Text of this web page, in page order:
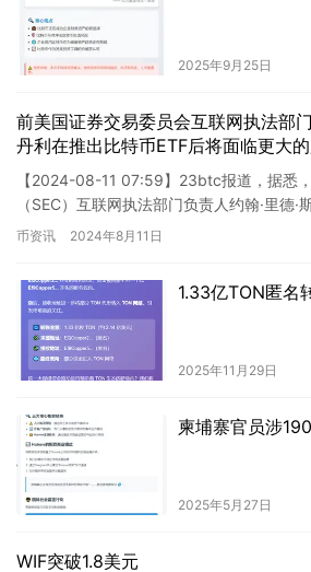
2025年9月25日
前美国证券交易委员会互联网执法部
丹利在推出比特币ETF后将面临更大的
【2024-08-11 07:59】23btc报道，据悉
（SEC）互联网执法部门负责人约翰·里德
Stark）指出，摩根士丹利向其…
币资讯 2024年8月11日
1.33亿TON匿名
2025年11月29日
柬埔寨官员涉
2025年5月27日
WIF突破1.8美元